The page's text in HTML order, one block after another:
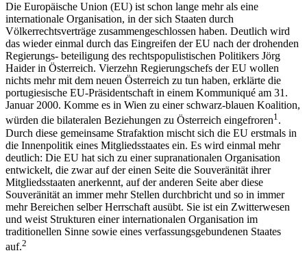
Die Europäische Union (EU) ist schon lange mehr als eine
internationale Organisation, in der sich Staaten durch
Völkerrechtsverträge zusammengeschlossen haben. Deutlich wird
das wieder einmal durch das Eingreifen der EU nach der drohenden
Regierungs- beteiligung des rechtspopulistischen Politikers Jörg
Haider in Österreich. Vierzehn Regierungschefs der EU wollen
nichts mehr mit dem neuen Österreich zu tun haben, erklärte die
portugiesische EU-Präsidentschaft in einem Kommuniqué am 31.
Januar 2000. Komme es in Wien zu einer schwarz-blauen Koalition,
würden die bilateralen Beziehungen zu Österreich eingefroren1.
Durch diese gemeinsame Strafaktion mischt sich die EU erstmals in
die Innenpolitik eines Mitgliedsstaates ein. Es wird einmal mehr
deutlich: Die EU hat sich zu einer supranationalen Organisation
entwickelt, die zwar auf der einen Seite die Souveränität ihrer
Mitgliedsstaaten anerkennt, auf der anderen Seite aber diese
Souveränität an immer mehr Stellen durchbricht und so in immer
mehr Bereichen selber Herrschaft ausübt. Sie ist ein Zwitterwesen
und weist Strukturen einer internationalen Organisation im
traditionellen Sinne sowie eines verfassungsgebundenen Staates
auf.2